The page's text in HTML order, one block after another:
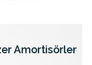
Amortisörler